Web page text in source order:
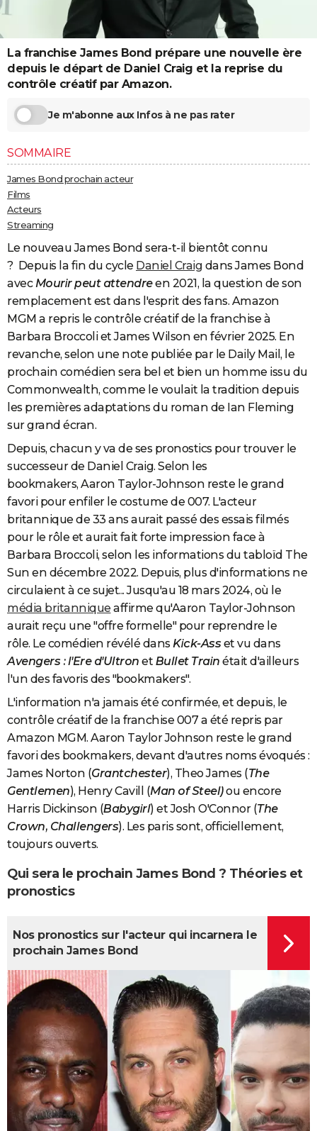
Destinations
City break
Voyage nature
Voyage de noces
Forum
Climat
+PHOTO
GUIDES D'ACHAT
BONS PLANS
CARTE DE VOEUX
Carte de Noël
Carte Bonne année
Carte Saint-Valentin
Carte Pâques
Carte d'anniversaire
Dictionnaire
Biographies
Citations
Expressions
Proverbes
COPAINS D'AVANT
S'inscrire
Se connecter
Lycées
Collèges
Primaires
Universités
Entreprises
Service militaire
Avis de recherche
FORUM
Bricolage
Lifestyle
Culture
Sport
Auto
Television
Voyage
Cinema
La franchise James Bond prépare une nouvelle ère
depuis le départ de Daniel Craig et la reprise du
contrôle créatif par Amazon.
Je m'abonne aux Infos à ne pas rater
SOMMAIRE
James Bond prochain acteur
Films
Acteurs
Streaming
Le nouveau James Bond sera-t-il bientôt connu
? Depuis la fin du cycle Daniel Craig dans James Bond
avec Mourir peut attendreen 2021, la question de son
remplacement est dans l'esprit des fans. Amazon
MGM a repris le contrôle créatif de la franchise à
Barbara Broccoli et James Wilson en février 2025. En
revanche, selon une note publiée par le Daily Mail, le
prochain comédien sera bel et bien un homme issu du
Commonwealth, comme le voulait la tradition depuis
les premières adaptations du roman de Ian Fleming
sur grand écran.
Depuis, chacun y va de ses pronostics pour trouver le
successeur de Daniel Craig. Selon les
bookmakers, Aaron Taylor-Johnson reste le grand
favori pour enfiler le costume de 007. L'acteur
britannique de 33 ans aurait passé des essais filmés
pour le rôle et aurait fait forte impression face à
Barbara Broccoli, selon les informations du tabloïd The
Sun en décembre 2022. Depuis, plus d'informations ne
circulaient à ce sujet... Jusqu'au 18 mars 2024, où le
média britannique affirme qu'Aaron Taylor-Johnson
aurait reçu une "offre formelle" pour reprendre le
rôle. Le comédien révélé dans Kick-Ass et vu dans
Avengers : l'Ere d'Ultron et Bullet Train était d'ailleurs
l'un des favoris des "bookmakers".
L'information n'a jamais été confirmée, et depuis, le
contrôle créatif de la franchise 007 a été repris par
Amazon MGM. Aaron Taylor Johnson reste le grand
favori des bookmakers, devant d'autres noms évoqués :
James Norton (Grantchester), Theo James (The
Gentlemen), Henry Cavill (Man of Steel)ou encore
Harris Dickinson (Babygirl) et Josh O'Connor (The
Crown, Challengers). Les paris sont, officiellement,
toujours ouverts.
Qui sera le prochain James Bond ? Théories et
pronostics
Nos pronostics sur l'acteur qui incarnera le
prochain James Bond